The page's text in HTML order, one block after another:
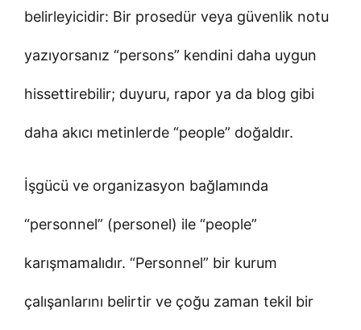
belirleyicidir: Bir prosedür veya güvenlik notu
yazıyorsanız “persons” kendini daha uygun
hissettirebilir; duyuru, rapor ya da blog gibi
daha akıcı metinlerde “people” doğaldır.
İşgücü ve organizasyon bağlamında
“personnel” (personel) ile “people”
karışmamalıdır. “Personnel” bir kurum
çalışanlarını belirtir ve çoğu zaman tekil bir